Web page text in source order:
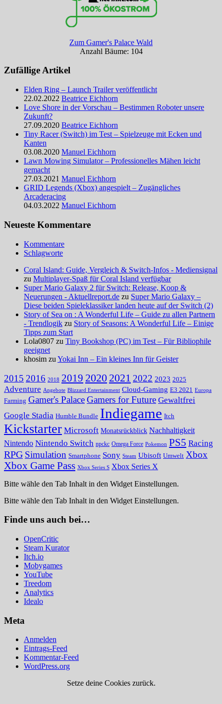
Zum Gamer's Palace Wald
Anzahl Bäume: 104
Zufällige Artikel
Elden Ring – Launch Trailer veröffentlicht
22.02.2022 Beatrice Eichhorn
Love Shore in der Vorschau – Bestimmen Roboter unsere
Zukunft?
27.09.2020 Beatrice Eichhorn
Tiny Racer (Switch) im Test – Spielzeuge mit Ecken und
Kanten
03.08.2020 Manuel Eichhorn
Lawn Mowing Simulator – Professionelles Mähen leicht
gemacht
27.03.2021 Manuel Eichhorn
GRID Legends (Xbox) angespielt – Zugängliches
Arcaderacing
04.03.2022 Manuel Eichhorn
Neueste Kommentare
Kommentare
Schlagworte
Coral Island: Guide, Vergleich & Switch-Infos - Mediensignal
zu Multiplayer-Spaß für Coral Island verfügbar
Super Mario Galaxy 2 für Switch: Release, Koop &
Neuerungen - Aktuellreport.de zu Super Mario Galaxy –
Diese beiden Spieleklassiker landen heute auf der Switch (2)
Story of Sea on : A Wonderful Life – Guide zu allen Partnern
- Trendlogik zu Story of Seasons: A Wonderful Life – Einige
Tipps zum Start
Lola0807 zu Tiny Bookshop (PC) im Test – Für Bibliophile
geeignet
khosim zu Yokai Inn – Ein kleines Inn für Geister
2015 2016 2018 2019 2020 2021 2022 2023 2025
Adventure Angebote Blizzard Entertainment Cloud-Gaming E3 2021 Europa
Farming Gamer's PalaceGamers for Future Gewaltfrei
Google Stadia Humble Bundle Indiegame Itch
Kickstarter Microsoft Monatsrückblick Nachhaltigkeit
Nintendo Nintendo Switch npckc Omega Force Pokemon PS5 Racing
RPG Simulation Smartphone Sony Steam Ubisoft Umwelt Xbox
Xbox Game Pass Xbox Series S Xbox Series X
Bitte wähle den Tab Inhalt in den Widget Einstellungen.
Bitte wähle den Tab Inhalt in den Widget Einstellungen.
Finde uns auch bei…
OpenCritic
Steam Kurator
Itch.io
Mobygames
YouTube
Treedom
Analytics
Idealo
Meta
Anmelden
Eintrags-Feed
Kommentar-Feed
WordPress.org
Setze deine Cookies zurück.